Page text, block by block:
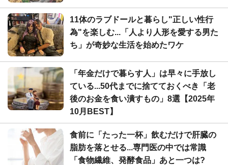
11体のラブドールと暮らし"正しい性行
為"を楽しむ...「人より人形を愛する男た
ち」が奇妙な生活を始めたワケ
「年金だけで暮らす人」は早々に手放し
ている...50代までに捨てておくべき「老
後のお金を食い潰すもの」8選【2025年
10月BEST】
食前に「たった一杯」飲むだけで肝臓の
脂肪を落とせる...専門医の中では常識
「食物繊維、発酵食品」あと一つは?